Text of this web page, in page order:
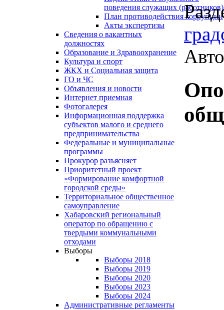
поведения служащих (работников)
План противодействия коррупции
Акты экспертизы
Сведения о вакантных
должностях
Образование и Здравоохранение
Культура и спорт
ЖКХ и Социальная защита
ГО и ЧС
Объявления и новости
Интернет приемная
Фотогалерея
Информационная поддержка
субъектов малого и среднего
предпринимательства
Федеральные и муниципальные
программы
Прокурор разъясняет
Приоритетный проект
«Формирование комфортной
городской среды»
Территориальное общественное
самоуправление
Хабаровский региональный
оператор по обращению с
твердыми коммунальными
отходами
Выборы
Выборы 2018
Выборы 2019
Выборы 2020
Выборы 2023
Выборы 2024
Административные регламенты